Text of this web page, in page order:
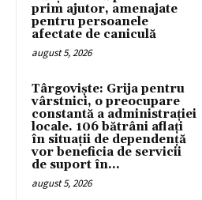
prim ajutor, amenajate
pentru persoanele
afectate de caniculă
august 5, 2026
Târgoviște: Grija pentru
vârstnici, o preocupare
constantă a administrației
locale. 106 bătrâni aflați
în situații de dependență
vor beneficia de servicii
de suport în...
august 5, 2026